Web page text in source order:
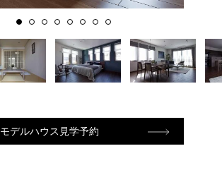
モデルハウス見学予約